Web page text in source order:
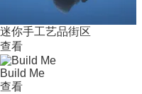
迷你手工艺品街区
查看
Build Me
查看